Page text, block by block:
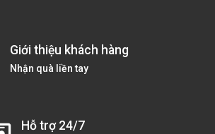
Giới thiệu khách hàng
Nhận quà liền tay
Hỗ trợ 24/7